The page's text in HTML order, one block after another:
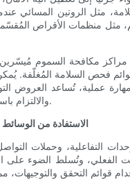
مثل الروتين المسائي
منظمات الأقراص
مكافحة السموم مُيسّرين
فحص السلامة المُغلّفة.
عملية، تُساعد العروض
والالتزام باستخدام العبوات المقاومة للأطفال بشكل صحيح.
الاستفادة من الوسائط
التفاعلية، وحملات
وتُسلط الضوء على